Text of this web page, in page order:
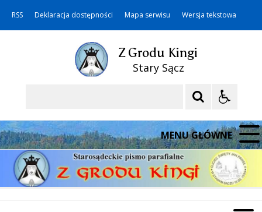
RSS Deklaracja dostępności Mapa serwisu Wersja tekstowa
Z Grodu Kingi
Stary Sącz
MENU GŁÓWNE